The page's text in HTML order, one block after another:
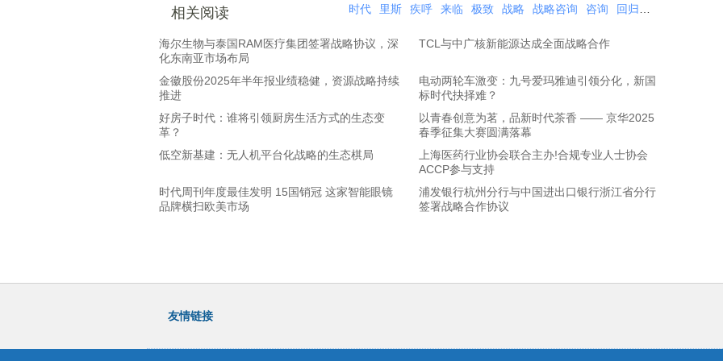
相关阅读 时代 里斯 疾呼 来临 极致 战略 战略咨询 咨询 回归
海尔生物与泰国RAM医疗集团签署战略协议，深
化东南亚市场布局
TCL与中广核新能源达成全面战略合作
金徽股份2025年半年报业绩稳健，资源战略持续
推进
电动两轮车激变：九号爱玛雅迪引领分化，新国
标时代抉择难？
好房子时代：谁将引领厨房生活方式的生态变
革？
以青春创意为茗，品新时代茶香 —— 京华2025
春季征集大赛圆满落幕
低空新基建：无人机平台化战略的生态棋局
上海医药行业协会联合主办!合规专业人士协会
ACCP参与支持
时代周刊年度最佳发明 15国销冠 这家智能眼镜
品牌横扫欧美市场
浦发银行杭州分行与中国进出口银行浙江省分行
签署战略合作协议
友情链接